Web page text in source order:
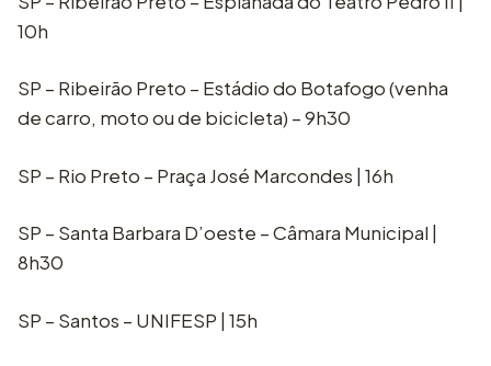
10h
SP – Ribeirão Preto – Estádio do Botafogo (venha
de carro, moto ou de bicicleta) – 9h30
SP – Rio Preto – Praça José Marcondes | 16h
SP – Santa Barbara D’oeste – Câmara Municipal |
8h30
SP – Santos – UNIFESP | 15h